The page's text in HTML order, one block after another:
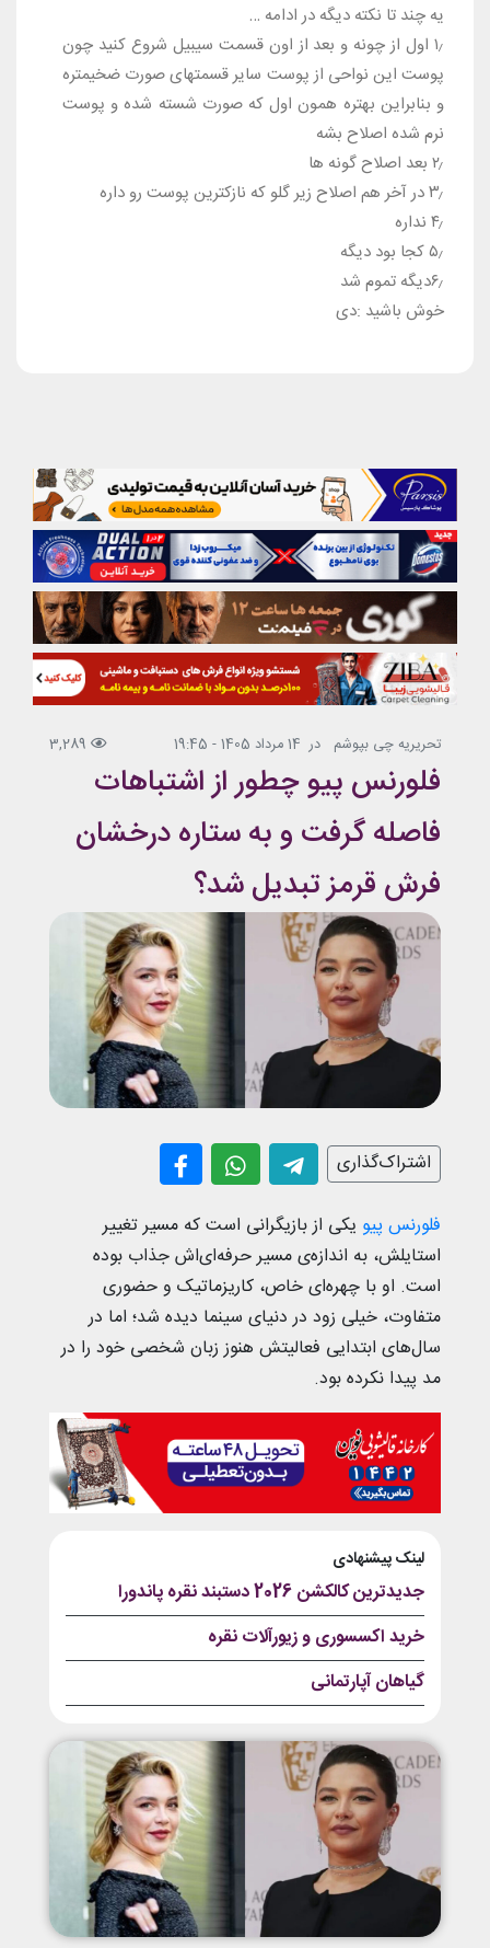
یه چند تا نکته دیگه در ادامه …
۱٫ اول از چونه و بعد از اون قسمت سیبیل شروع کنید چون
پوست این نواحی از پوست سایر قسمتهای صورت ضخیمتره
و بنابراین بهتره همون اول که صورت شسته شده و پوست
نرم شده اصلاح بشه
۲٫ بعد اصلاح گونه ها
۳٫ در آخر هم اصلاح زیر گلو که نازکترین پوست رو داره
۴٫ نداره
۵٫ کجا بود دیگه
۶٫دیگه تموم شد
خوش باشید :دی